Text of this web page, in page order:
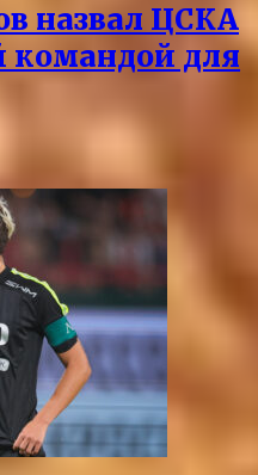
назвал ЦСКА
командой для